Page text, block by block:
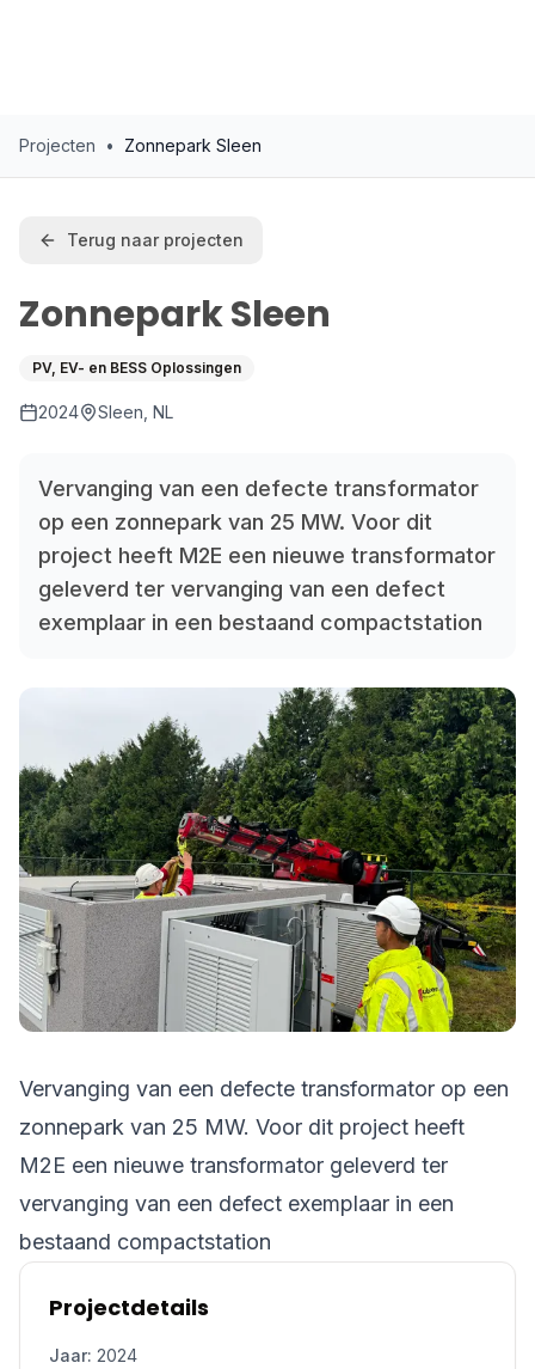
Projecten • Zonnepark Sleen
Terug naar projecten
Zonnepark Sleen
PV, EV- en BESS Oplossingen
2024 Sleen, NL
Vervanging van een defecte transformator
op een zonnepark van 25 MW. Voor dit
project heeft M2E een nieuwe transformator
geleverd ter vervanging van een defect
exemplaar in een bestaand compactstation
Vervanging van een defecte transformator op een
zonnepark van 25 MW. Voor dit project heeft
M2E een nieuwe transformator geleverd ter
vervanging van een defect exemplaar in een
bestaand compactstation
Projectdetails
Jaar: 2024